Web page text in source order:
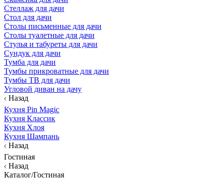
Стеллаж для дачи
Стол для дачи
Столы письменные для дачи
Столы туалетные для дачи
Стулья и табуреты для дачи
Сундук для дачи
Тумба для дачи
Тумбы прикроватные для дачи
Тумбы ТВ для дачи
Угловой диван на дачу
Назад
Кухня Pin Magic
Кухня Классик
Кухня Хлоя
Кухня Шампань
Назад
Гостиная
Назад
Каталог/Гостиная